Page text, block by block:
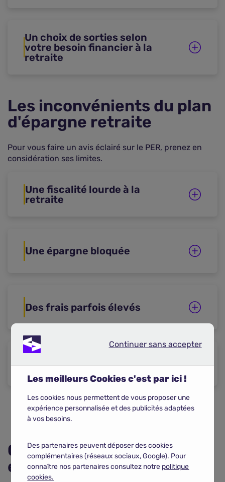
Un choix de sorties selon
votre besoin financier à la
retraite
Les inconvénients du plan
d'épargne retraite
Pour vous faire un avis éclairé sur le PER, prenez en
considération ses limites.
Une fiscalité lourde à la
retraite
Une épargne bloquée
Des frais parfois élevés
Un risque de perte en capital
COMPARER LES PER INDIVIDUEL
Comment se faire un avis
et choisir le meilleur PER ?
Continuer sans accepter
Les meilleurs Cookies c'est par ici !
Les cookies nous permettent de vous proposer une
expérience personnalisée et des publicités adaptées
à vos besoins.
Des partenaires peuvent déposer des cookies
complémentaires (réseaux sociaux, Google). Pour
connaître nos partenaires consultez notre politique
cookies.
Continuer sans accepter